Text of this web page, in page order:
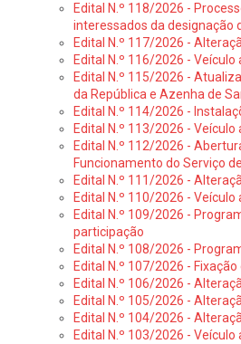
Edital N.º 118/2026 -
interessados da designação
Edital N.º 117/2026 -
Edital N.º 116/2026 -
Edital N.º 115/2026 -
da República e Azenha de
Edital N.º 114/2026 -
Edital N.º 113/2026 -
Edital N.º 112/2026 -
Funcionamento do Serviço
Edital N.º 111/2026 -
Edital N.º 110/2026 -
Edital N.º 109/2026 -
participação
Edital N.º 108/2026 -
Edital N.º 107/2026 -
Edital N.º 106/2026 -
Edital N.º 105/2026 -
Edital N.º 104/2026 -
Edital N.º 103/2026 -